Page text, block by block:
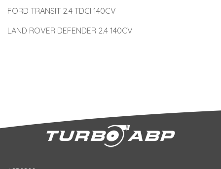
FORD TRANSIT 2.4 TDCI 140CV
LAND ROVER DEFENDER 2.4 140CV